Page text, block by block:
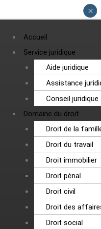
Accueil
Service juridique
Aide juridique
Assistance
Conseil juridique
Domaine du droit
Droit de la
Droit du travail
Droit immobilier
Droit pénal
Droit civil
Droit des
Droit social
×